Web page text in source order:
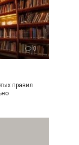
0
правил